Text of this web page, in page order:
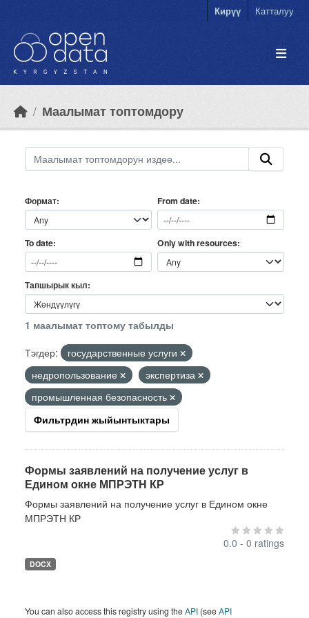
Кирүү Катталуу
Маалымат топтомдору
Формат From date
To date Only with resources
Тапшырык кыл
1 маалымат топтому табылды
Тэгдер:
государственные услуги
недропользование
экспертиза
промышленная безопасность
Фильтрдин жыйынтыктары
Формы заявлений на получение услуг в
Едином окне МПРЭТН КР
Формы заявлений на получение услуг в Едином окне
МПРЭТН КР
0.0 - 0 ratings
DOCX
You can also access this registry using theAPI (seeAPI